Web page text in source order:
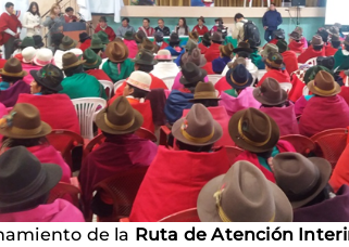
de la Ruta de Atención